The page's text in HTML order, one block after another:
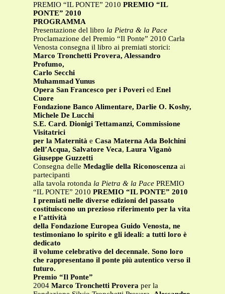
PREMIO “IL PONTE” 2010 PREMIO “IL
PONTE” 2010
PROGRAMMA
Presentazione del libro la Pietra & la Pace
Proclamazione del Premio “Il Ponte” 2010 Carla
Venosta consegna il libro ai premiati storici:
Marco Tronchetti Provera, Alessandro
Profumo,
Carlo Secchi
Muhammad Yunus
Opera San Francesco per i Poveri ed Enel
Cuore
Fondazione Banco Alimentare, Darlie O. Koshy,
Michele De Lucchi
S.E. Card. Dionigi Tettamanzi, Commissione
Visitatrici
per la Maternità e Casa Materna Ada Bolchini
dell’Acqua, Salvatore Veca, Laura Viganò
Giuseppe Guzzetti
Consegna delle Medaglie della Riconoscenza ai
partecipanti
alla tavola rotonda la Pietra & la Pace PREMIO
“IL PONTE” 2010 PREMIO “IL PONTE” 2010
I premiati nelle diverse edizioni del passato
costituiscono un prezioso riferimento per la vita
e l’attività
della Fondazione Europea Guido Venosta, ne
testimoniano lo spirito e gli ideali: a tutti loro è
dedicato
il volume celebrativo del decennale. Sono loro
che rappresentano il ponte più autentico verso il
futuro.
Premio “Il Ponte”
2004 Marco Tronchetti Provera per la